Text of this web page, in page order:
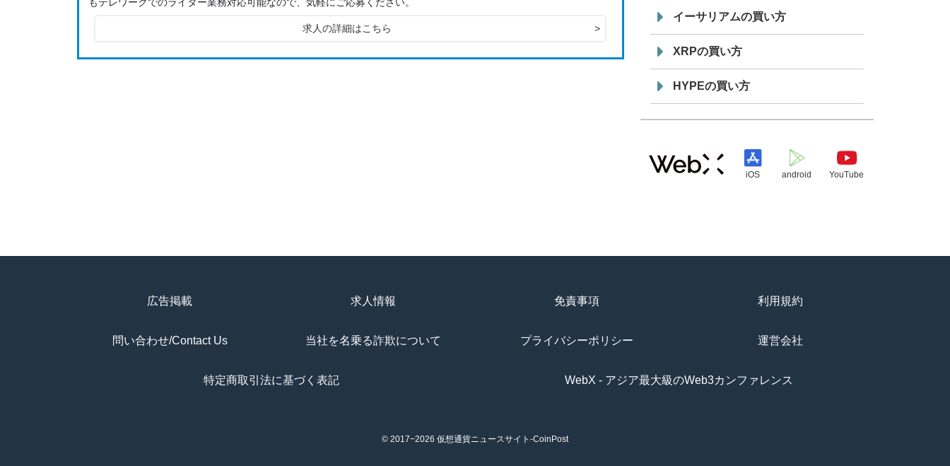
求人の詳細はこちら >
イーサリアムの買い方
XRPの買い方
HYPEの買い方
iOS android YouTube
広告掲載 求人情報 免責事項 利用規約
問い合わせ/Contact Us 当社を名乗る詐欺について プライバシーポリシー 運営会社
特定商取引法に基づく表記 WebX - アジア最大級のWeb3カンファレンス
© 2017−2026 仮想通貨ニュースサイト-CoinPost